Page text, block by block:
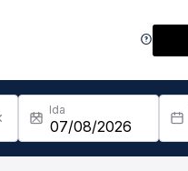
Ida